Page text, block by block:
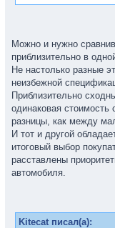
Можно и нужно
приблизительно в
Не настолько разные
неизбежной
Приблизительно
одинаковая
разницы, как между
И тот и другой
итоговый выбор
расставлены
автомобиля.
Kitecat писал(а):